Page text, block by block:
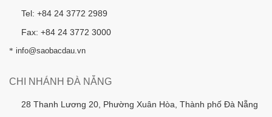
Tel: +84 24 3772 2989
Fax: +84 24 3772 3000
* info@saobacdau.vn
CHI NHÁNH ĐÀ NẴNG
28 Thanh Lương 20, Phường Xuân Hòa, Thành phố Đà Nẵng